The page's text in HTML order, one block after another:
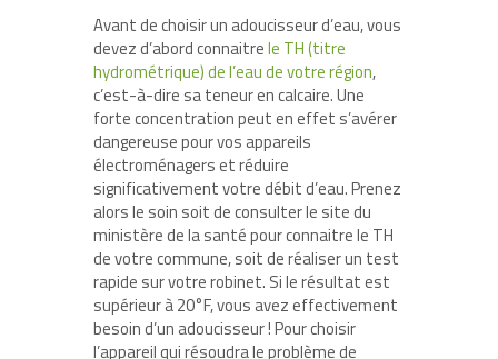
Avant de choisir un adoucisseur d’eau, vous
devez d’abord connaitrele TH (titre
hydrométrique) de l’eau de votre région,
c’est-à-dire sa teneur en calcaire. Une
forte concentration peut en effet s’avérer
dangereuse pour vos appareils
électroménagers et réduire
significativement votre débit d’eau. Prenez
alors le soin soit de consulter le site du
ministère de la santé pour connaitre le TH
de votre commune, soit de réaliser un test
rapide sur votre robinet. Si le résultat est
supérieur à 20°F, vous avez effectivement
besoin d’un adoucisseur ! Pour choisir
l’appareil qui résoudra le problème de